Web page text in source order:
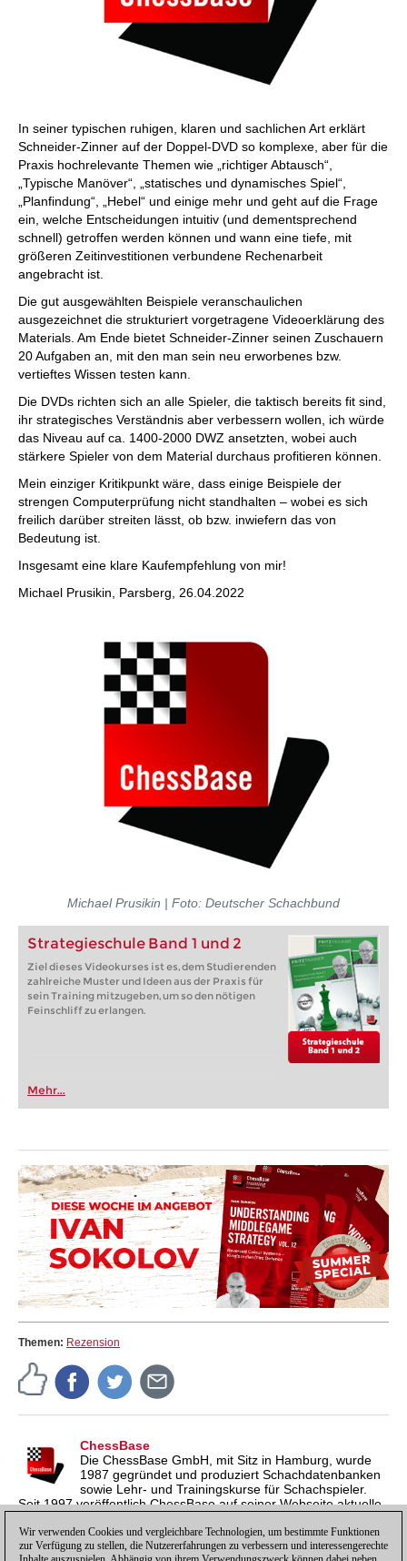
In seiner typischen ruhigen, klaren und sachlichen Art erklärt
Schneider-Zinner auf der Doppel-DVD so komplexe, aber für die
Praxis hochrelevante Themen wie „richtiger Abtausch“,
„Typische Manöver“, „statisches und dynamisches Spiel“,
„Planfindung“, „Hebel“ und einige mehr und geht auf die Frage
ein, welche Entscheidungen intuitiv (und dementsprechend
schnell) getroffen werden können und wann eine tiefe, mit
größeren Zeitinvestitionen verbundene Rechenarbeit
angebracht ist.
Die gut ausgewählten Beispiele veranschaulichen
ausgezeichnet die strukturiert vorgetragene Videoerklärung des
Materials. Am Ende bietet Schneider-Zinner seinen Zuschauern
20 Aufgaben an, mit den man sein neu erworbenes bzw.
vertieftes Wissen testen kann.
Die DVDs richten sich an alle Spieler, die taktisch bereits fit sind,
ihr strategisches Verständnis aber verbessern wollen, ich würde
das Niveau auf ca. 1400-2000 DWZ ansetzten, wobei auch
stärkere Spieler von dem Material durchaus profitieren können.
Mein einziger Kritikpunkt wäre, dass einige Beispiele der
strengen Computerprüfung nicht standhalten – wobei es sich
freilich darüber streiten lässt, ob bzw. inwiefern das von
Bedeutung ist.
Insgesamt eine klare Kaufempfehlung von mir!
Michael Prusikin, Parsberg, 26.04.2022
Michael Prusikin | Foto: Deutscher Schachbund
Strategieschule Band 1 und 2
Ziel dieses Videokurses ist es, dem Studierenden
zahlreiche Muster und Ideen aus der Praxis für
sein Training mitzugeben, um so den nötigen
Feinschliff zu erlangen.
Mehr...
Themen: Rezension
ChessBase
Die ChessBase GmbH, mit Sitz in Hamburg, wurde
1987 gegründet und produziert Schachdatenbanken
sowie Lehr- und Trainingskurse für Schachspieler.
Seit 1997 veröffentlich ChessBase auf seiner Webseite aktuelle
inzwischen in vier Sprachen und gilt weltweit als wichtigste
Schachnachrichtenseite.
Wir verwenden Cookies und vergleichbare Technologien, um bestimmte Funktionen
zur Verfügung zu stellen, die Nutzererfahrungen zu verbessern und interessengerechte